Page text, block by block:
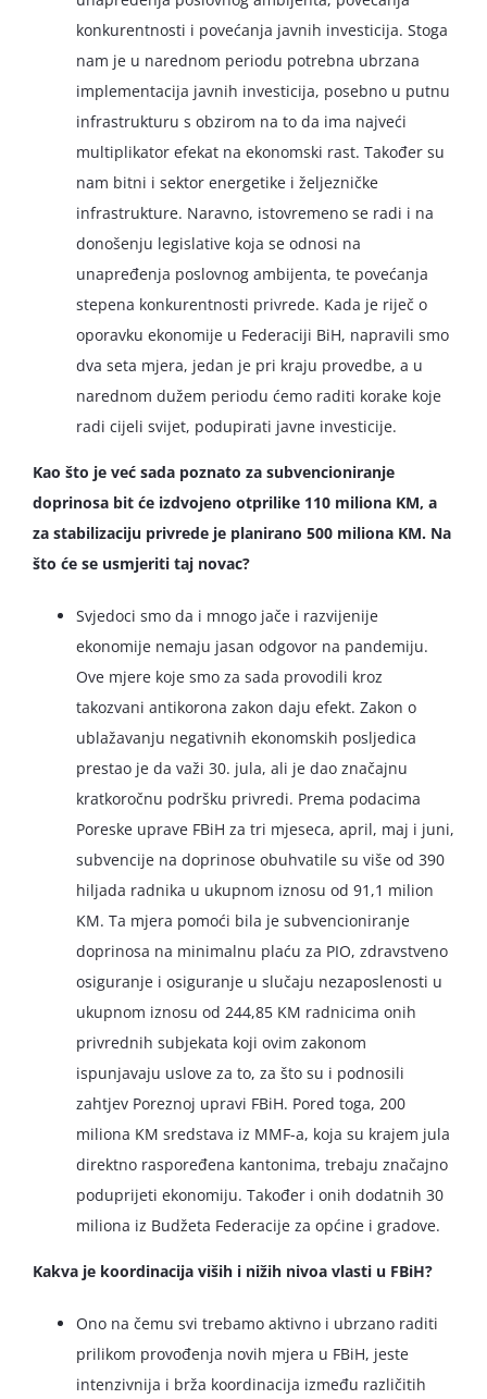
konkurentnosti i povećanja javnih investicija. Stoga
nam je u narednom periodu potrebna ubrzana
implementacija javnih investicija, posebno u putnu
infrastrukturu s obzirom na to da ima najveći
multiplikator efekat na ekonomski rast. Također su
nam bitni i sektor energetike i željezničke
infrastrukture. Naravno, istovremeno se radi i na
donošenju legislative koja se odnosi na
unapređenja poslovnog ambijenta, te povećanja
stepena konkurentnosti privrede. Kada je riječ o
oporavku ekonomije u Federaciji BiH, napravili smo
dva seta mjera, jedan je pri kraju provedbe, a u
narednom dužem periodu ćemo raditi korake koje
radi cijeli svijet, podupirati javne investicije.
Kao što je već sada poznato za subvencioniranje
doprinosa bit će izdvojeno otprilike 110 miliona KM, a
za stabilizaciju privrede je planirano 500 miliona KM. Na
što će se usmjeriti taj novac?
Svjedoci smo da i mnogo jače i razvijenije
ekonomije nemaju jasan odgovor na pandemiju.
Ove mjere koje smo za sada provodili kroz
takozvani antikorona zakon daju efekt. Zakon o
ublažavanju negativnih ekonomskih posljedica
prestao je da važi 30. jula, ali je dao značajnu
kratkoročnu podršku privredi. Prema podacima
Poreske uprave FBiH za tri mjeseca, april, maj i juni,
subvencije na doprinose obuhvatile su više od 390
hiljada radnika u ukupnom iznosu od 91,1 milion
KM. Ta mjera pomoći bila je subvencioniranje
doprinosa na minimalnu plaću za PIO, zdravstveno
osiguranje i osiguranje u slučaju nezaposlenosti u
ukupnom iznosu od 244,85 KM radnicima onih
privrednih subjekata koji ovim zakonom
ispunjavaju uslove za to, za što su i podnosili
zahtjev Poreznoj upravi FBiH. Pored toga, 200
miliona KM sredstava iz MMF-a, koja su krajem jula
direktno raspoređena kantonima, trebaju značajno
poduprijeti ekonomiju. Također i onih dodatnih 30
miliona iz Budžeta Federacije za općine i gradove.
Kakva je koordinacija viših i nižih nivoa vlasti u FBiH?
Ono na čemu svi trebamo aktivno i ubrzano raditi
prilikom provođenja novih mjera u FBiH, jeste
intenzivnija i brža koordinacija između različitih